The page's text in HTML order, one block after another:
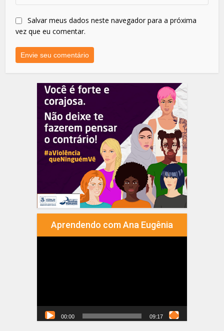
Salvar meus dados neste navegador para a próxima
vez que eu comentar.
Aprendendo com Ana Eugênia
00:00 09:17